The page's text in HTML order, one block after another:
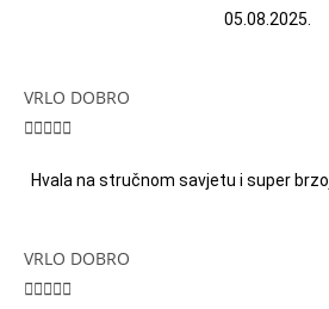
05.08.2025.
VRLO DOBRO

Hvala na stručnom savjetu i super
VRLO DOBRO
